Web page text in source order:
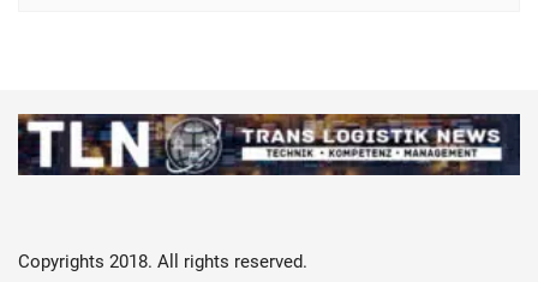
Copyrights 2018. All rights reserved.